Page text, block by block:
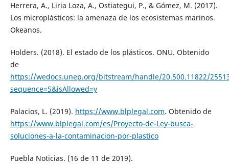
Herrera, A., Liria Loza, A., Ostiategui, P., & Gómez, M. (2017).
Los microplásticos: la amenaza de los ecosistemas marinos.
Okeanos.
Holders. (2018). El estado de los plásticos. ONU. Obtenido
de
https://wedocs.unep.org/bitstream/handle/20.500.11822/
sequence=5&isAllowed=y
Palacios, L. (2019). https://www.blplegal.com. Obtenido de
https://www.blplegal.com/es/Proyecto-de-Ley-busca-
soluciones-a-la-contaminacion-por-plastico
Puebla Noticias. (16 de 11 de 2019).